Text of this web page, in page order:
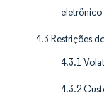
eletrônico
4.3 Restrições
4.3.1
4.3.2